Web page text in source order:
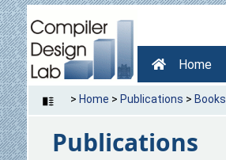
Home
> Home > Publications > Books
Publications